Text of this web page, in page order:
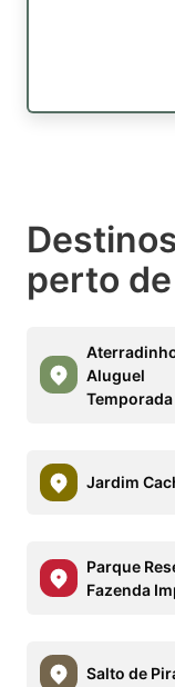
perto
Aluguel
Temporada
Jardim
Parque
Fazenda
Salto de